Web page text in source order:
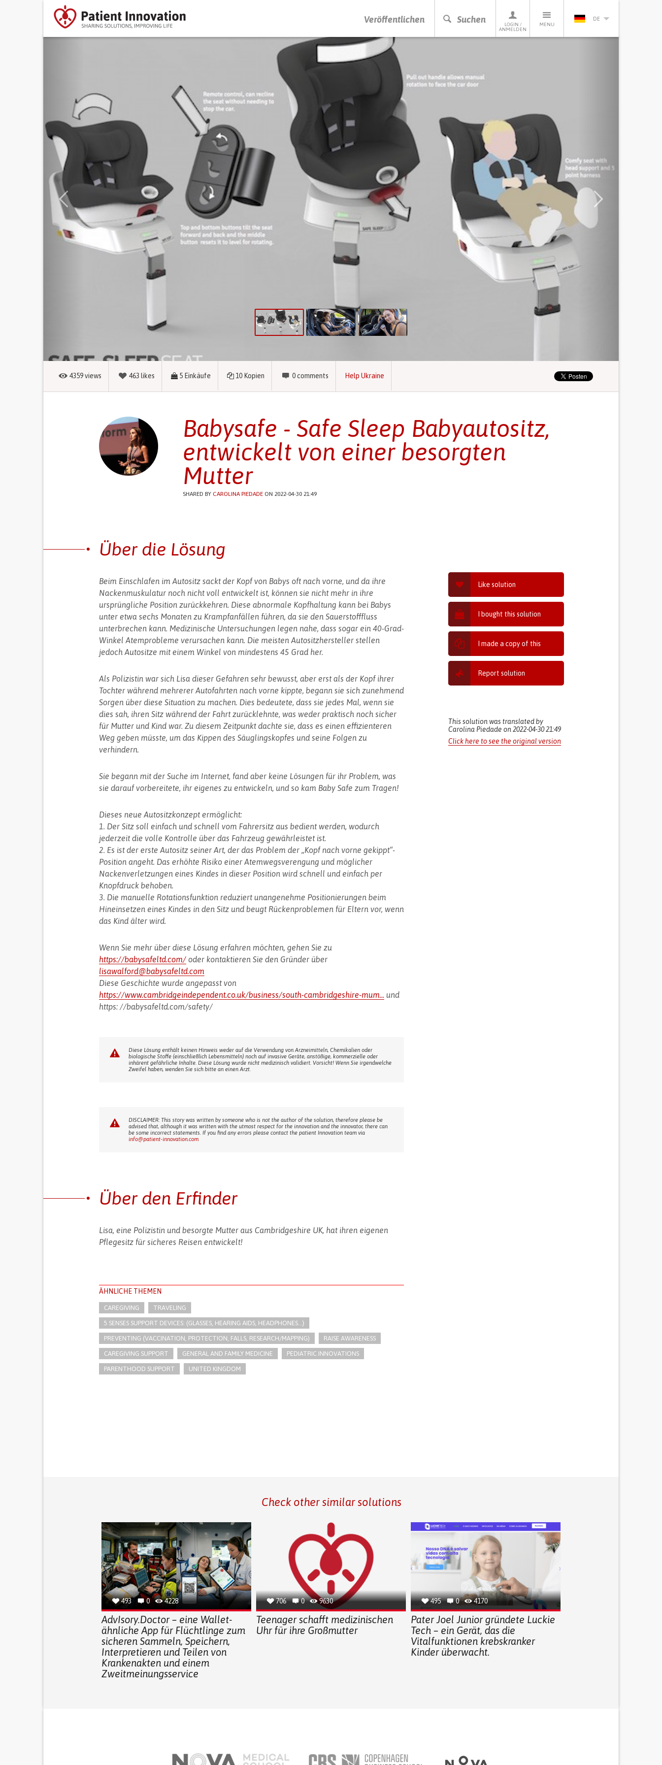
Veröffentlichen Suchen
LOGIN /
ANMELDEN
MENU
DE
DRÜCKEN SIE AUF ENTER UM DIE SUCHE ZU STARTEN
4359views 463 likes 5 Einkäufe 10 Kopien 0comments Help Ukraine
Babysafe - Safe Sleep Babyautositz,
entwickelt von einer besorgten
Mutter
SHARED BY CAROLINA PIEDADEON 2022-04-30 21:49
Like solution
I bought this solution
I made a copy of this
Report solution
This solution was translated by
Carolina Piedade on 2022-04-30 21:49
Click here to see the original version
Über die Lösung
Beim Einschlafen im Autositz sackt der Kopf von Babys oft nach vorne, und da ihre
Nackenmuskulatur noch nicht voll entwickelt ist, können sie nicht mehr in ihre
ursprüngliche Position zurückkehren. Diese abnormale Kopfhaltung kann bei Babys
unter etwa sechs Monaten zu Krampfanfällen führen, da sie den Sauerstofffluss
unterbrechen kann. Medizinische Untersuchungen legen nahe, dass sogar ein 40-Grad-
Winkel Atemprobleme verursachen kann. Die meisten Autositzhersteller stellen
jedoch Autositze mit einem Winkel von mindestens 45 Grad her.
Als Polizistin war sich Lisa dieser Gefahren sehr bewusst, aber erst als der Kopf ihrer
Tochter während mehrerer Autofahrten nach vorne kippte, begann sie sich zunehmend
Sorgen über diese Situation zu machen. Dies bedeutete, dass sie jedes Mal, wenn sie
dies sah, ihren Sitz während der Fahrt zurücklehnte, was weder praktisch noch sicher
für Mutter und Kind war. Zu diesem Zeitpunkt dachte sie, dass es einen effizienteren
Weg geben müsste, um das Kippen des Säuglingskopfes und seine Folgen zu
verhindern.
Sie begann mit der Suche im Internet, fand aber keine Lösungen für ihr Problem, was
sie darauf vorbereitete, ihr eigenes zu entwickeln, und so kam Baby Safe zum Tragen!
Dieses neue Autositzkonzept ermöglicht:
1. Der Sitz soll einfach und schnell vom Fahrersitz aus bedient werden, wodurch
jederzeit die volle Kontrolle über das Fahrzeug gewährleistet ist.
2. Es ist der erste Autositz seiner Art, der das Problem der „Kopf nach vorne gekippt“-
Position angeht. Das erhöhte Risiko einer Atemwegsverengung und möglicher
Nackenverletzungen eines Kindes in dieser Position wird schnell und einfach per
Knopfdruck behoben.
3. Die manuelle Rotationsfunktion reduziert unangenehme Positionierungen beim
Hineinsetzen eines Kindes in den Sitz und beugt Rückenproblemen für Eltern vor, wenn
das Kind älter wird.
Wenn Sie mehr über diese Lösung erfahren möchten, gehen Sie zu
https://babysafeltd.com/oder kontaktieren Sie den Gründer über
lisawalford@babysafeltd.com
Diese Geschichte wurde angepasst von
https://www.cambridgeindependent.co.uk/business/south-cambridgeshire-mum... und
https: //babysafeltd.com/safety/
Diese Lösung enthält keinen Hinweis weder auf die Verwendung von Arzneimitteln, Chemikalien oder
biologische Stoffe (einschließlich Lebensmitteln) noch auf invasive Geräte, anstößige, kommerzielle oder
inhärent gefährliche Inhalte. Diese Lösung wurde nicht medizinisch validiert. Vorsicht! Wenn Sie irgendwelche
Zweifel haben, wenden Sie sich bitte an einen Arzt.
DISCLAIMER: This story was written by someone who is not the author of the solution, therefore please be
advised that, although it was written with the utmost respect for the innovation and the innovator, there can
be some incorrect statements. If you find any errors please contact the patient Innovation team via
info@patient-innovation.com
Über den Erfinder
Lisa, eine Polizistin und besorgte Mutter aus Cambridgeshire UK, hat ihren eigenen
Pflegesitz für sicheres Reisen entwickelt!
ÄHNLICHE THEMEN
CAREGIVING TRAVELING
5 SENSES SUPPORT DEVICES: (GLASSES, HEARING AIDS, HEADPHONES...)
PREVENTING (VACCINATION, PROTECTION, FALLS, RESEARCH/MAPPING) RAISE AWARENESS
CAREGIVING SUPPORT GENERAL AND FAMILY MEDICINE PEDIATRIC INNOVATIONS
PARENTHOOD SUPPORT UNITED KINGDOM
Check other similar solutions
493 0 4228
AdvIsory.Doctor – eine Wallet-
ähnliche App für Flüchtlinge zum
sicheren Sammeln, Speichern,
Interpretieren und Teilen von
Krankenakten und einem
Zweitmeinungsservice
706 0 9630
Teenager schafft medizinischen
Uhr für ihre Großmutter
495 0 4170
Pater Joel Junior gründete Luckie
Tech – ein Gerät, das die
Vitalfunktionen krebskranker
Kinder überwacht.